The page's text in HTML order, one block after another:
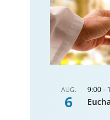
AUG.
6
9:00-